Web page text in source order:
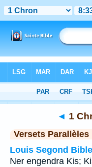
>Chapitre 8 > Verset 33
◄ 1
Versets Parallèles
Louis Segond Bible
Ner engendra Kis;